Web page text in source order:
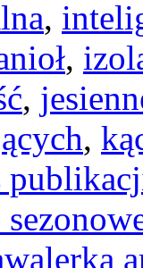
,
,
,
,